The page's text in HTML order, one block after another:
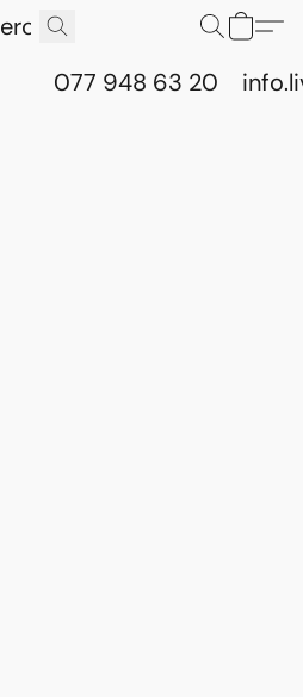
077 948 63 20